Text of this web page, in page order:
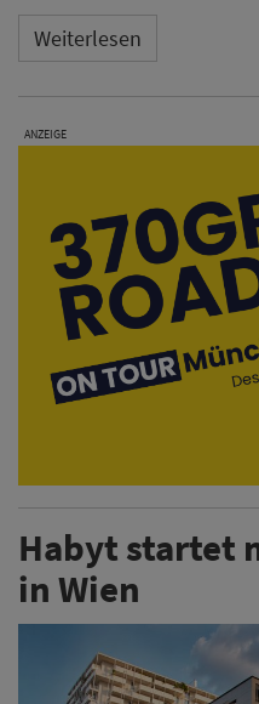
Weiterlesen
ANZEIGE
Habyt startet
in Wien